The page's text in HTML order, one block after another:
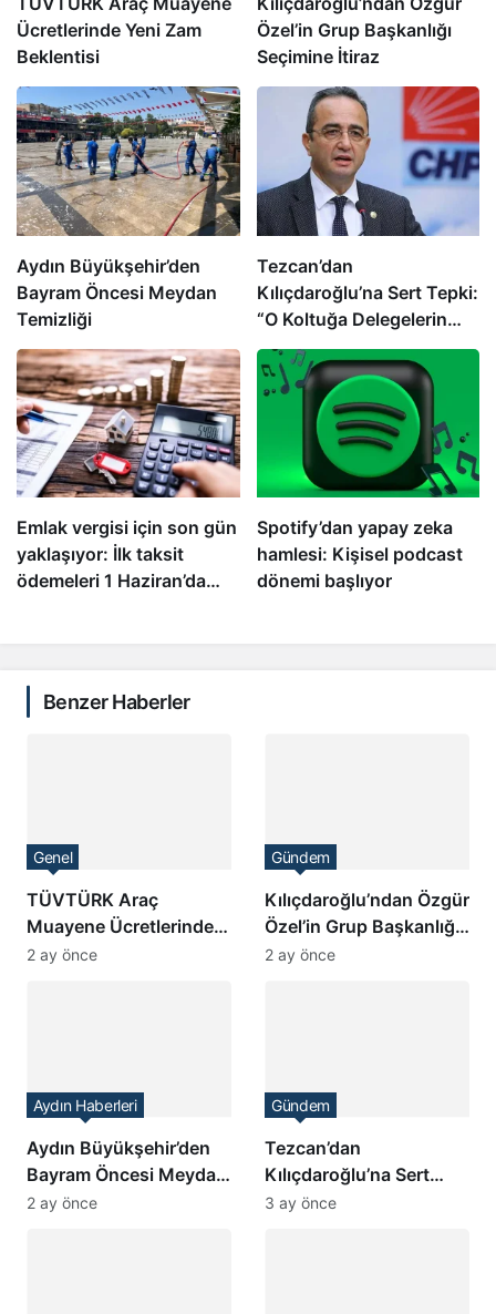
Ücretlerinde Yeni Zam
Beklentisi
Özel’in Grup Başkanlığı
Seçimine İtiraz
Aydın Büyükşehir’den
Bayram Öncesi Meydan
Temizliği
Tezcan’dan
Kılıçdaroğlu’na Sert Tepki:
“O Koltuğa Delegelerin
İradesiyle Oturulur”
Emlak vergisi için son gün
yaklaşıyor: İlk taksit
ödemeleri 1 Haziran’da
Spotify’dan yapay zeka
hamlesi: Kişisel podcast
dönemi başlıyor
Benzer Haberler
TÜVTÜRK Araç
Muayene Ücretlerinde
Yeni Zam Beklentisi
Genel
2 ay önce
Kılıçdaroğlu’ndan Özgür
Özel’in Grup Başkanlığı
Seçimine İtiraz
Gündem
2 ay önce
Aydın Büyükşehir’den
Bayram Öncesi Meydan
Temizliği
Aydın Haberleri
2 ay önce
Tezcan’dan
Kılıçdaroğlu’na Sert
Tepki: “O Koltuğa
Gündem
3 ay önce